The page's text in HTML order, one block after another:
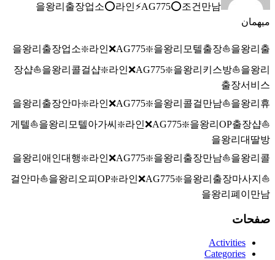
을왕리출장업소⭕라인⚡AG775​​​​​​​⭕조건만남
میهمان
을왕리출장업소❇️라인❌AG775​​​​​​​❇️을왕리모텔출장⛵을왕리출
장샵⛵을왕리콜걸샵❇️라인❌AG775​​​​​​​❇️을왕리키스방⛵을왕리
출장서비스
을왕리출장안마❇️라인❌AG775​​​​​​​❇️을왕리콜걸만남⛵을왕리휴
게텔⛵을왕리모텔아가씨❇️라인❌AG775​​​​​​​❇️을왕리OP출장샵⛵
을왕리대딸방
을왕리애인대행❇️라인❌AG775​​​​​​​❇️을왕리출장만남⛵을왕리콜
걸안마⛵을왕리오피OP❇️라인❌AG775​​​​​​​❇️을왕리출장마사지⛵
을왕리폐이만남
صفحات
Activities
Categories